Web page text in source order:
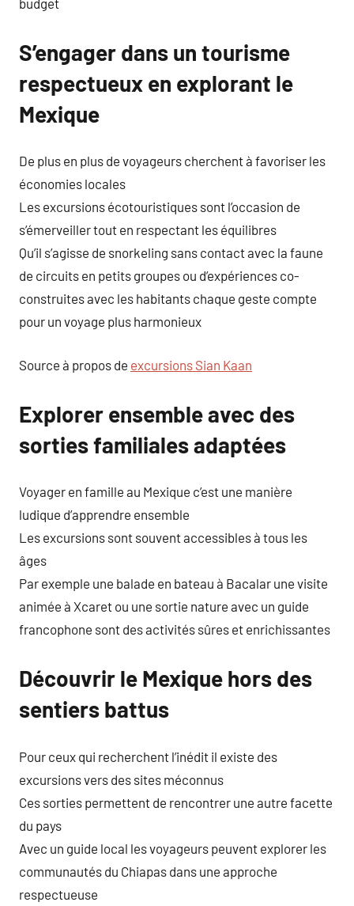
S’engager dans un tourisme
respectueux en explorant le
Mexique
De plus en plus de voyageurs cherchent à favoriser les
économies locales
Les excursions écotouristiques sont l’occasion de
s’émerveiller tout en respectant les équilibres
Qu’il s’agisse de snorkeling sans contact avec la faune
de circuits en petits groupes ou d’expériences co-
construites avec les habitants chaque geste compte
pour un voyage plus harmonieux
Source à propos de excursions Sian Kaan
Explorer ensemble avec des
sorties familiales adaptées
Voyager en famille au Mexique c’est une manière
ludique d’apprendre ensemble
Les excursions sont souvent accessibles à tous les
âges
Par exemple une balade en bateau à Bacalar une visite
animée à Xcaret ou une sortie nature avec un guide
francophone sont des activités sûres et enrichissantes
Découvrir le Mexique hors des
sentiers battus
Pour ceux qui recherchent l’inédit il existe des
excursions vers des sites méconnus
Ces sorties permettent de rencontrer une autre facette
du pays
Avec un guide local les voyageurs peuvent explorer les
communautés du Chiapas dans une approche
respectueuse